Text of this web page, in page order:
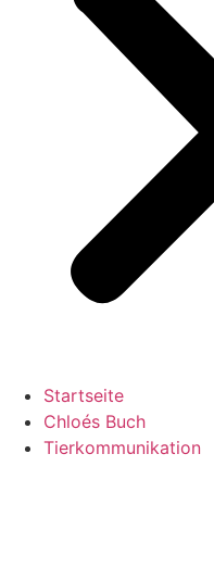
Startseite
Chloés Buch
Tierkommunikation